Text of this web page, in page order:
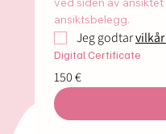
ansiktsbelegg.
Jeg godtar
Digital Certificate
150 €